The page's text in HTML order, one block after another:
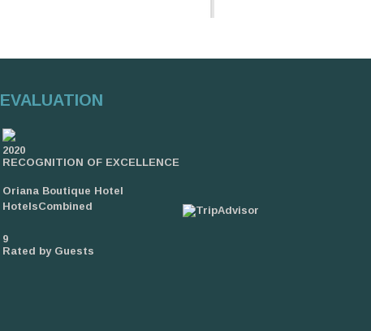
EVALUATION
2020
RECOGNITION OF EXCELLENCE
Oriana Boutique Hotel
HotelsCombined
9
Rated by Guests